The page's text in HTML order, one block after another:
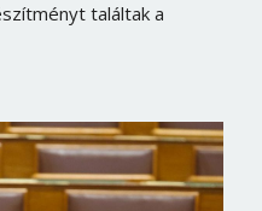
találtak a